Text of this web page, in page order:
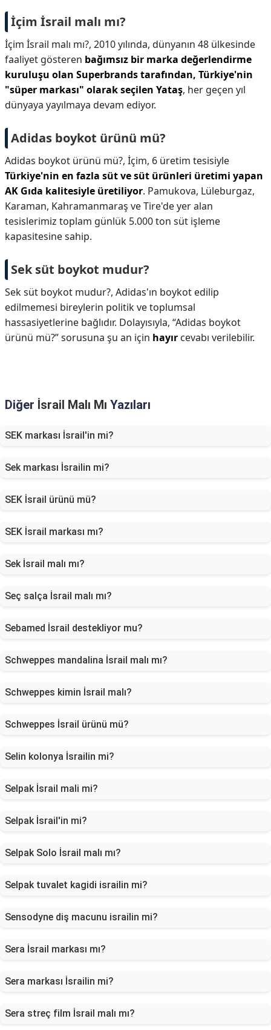
İçim İsrail malı mı?
İçim İsrail malı mı?, 2010 yılında, dünyanın 48 ülkesinde
faaliyet gösteren bağımsız bir marka değerlendirme
kuruluşu olan Superbrands tarafından, Türkiye'nin
"süper markası" olarak seçilen Yataş, her geçen yıl
dünyaya yayılmaya devam ediyor.
Adidas boykot ürünü mü?
Adidas boykot ürünü mü?, İçim, 6 üretim tesisiyle
Türkiye'nin en fazla süt ve süt ürünleri üretimi yapan
AK Gıda kalitesiyle üretiliyor. Pamukova, Lüleburgaz,
Karaman, Kahramanmaraş ve Tire'de yer alan
tesislerimiz toplam günlük 5.000 ton süt işleme
kapasitesine sahip.
Sek süt boykot mudur?
Sek süt boykot mudur?, Adidas'ın boykot edilip
edilmemesi bireylerin politik ve toplumsal
hassasiyetlerine bağlıdır. Dolayısıyla, “Adidas boykot
ürünü mü?” sorusuna şu an için hayır cevabı verilebilir.
Diğer İsrail Malı Mı Yazıları
SEK markası İsrail'in mi?
Sek markası İsrailin mi?
SEK İsrail ürünü mü?
SEK İsrail markası mı?
Sek İsrail malı mı?
Seç salça İsrail malı mı?
Sebamed İsrail destekliyor mu?
Schweppes mandalina İsrail malı mı?
Schweppes kimin İsrail malı?
Schweppes İsrail ürünü mü?
Selin kolonya İsrailin mi?
Selpak İsrail mali mi?
Selpak İsrail'in mi?
Selpak Solo İsrail malı mı?
Selpak tuvalet kagidi israilin mi?
Sensodyne diş macunu israilin mi?
Sera İsrail markası mı?
Sera markası İsrailin mi?
Sera streç film İsrail malı mı?